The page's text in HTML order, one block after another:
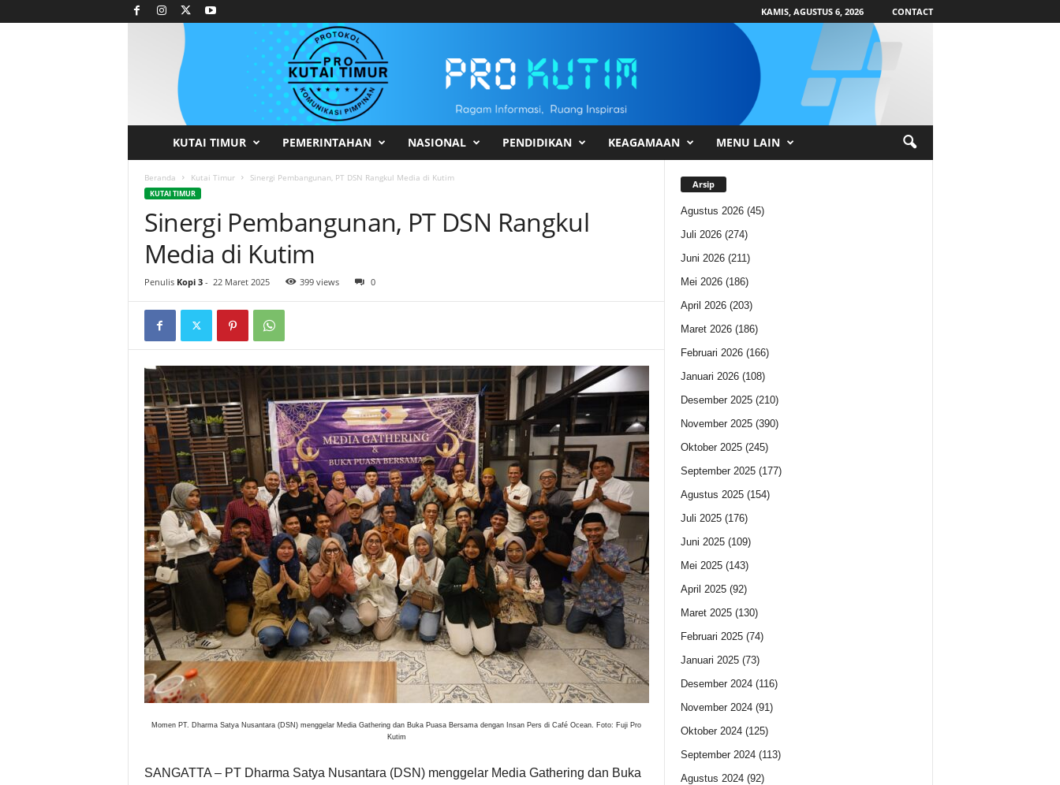
KAMIS, AGUSTUS 6, 2026 CONTACT
r
o
t
o
o
&
K
o
m
u
n
i
k
a
s
KUTAI TIMUR PEMERINTAHAN NASIONAL PENDIDIKAN KEAGAMAAN MENU LAIN
Beranda Kutai Timur Sinergi Pembangunan, PT DSN Rangkul Media di Kutim
KUTAI TIMUR
Sinergi Pembangunan, PT DSN Rangkul
Media di Kutim
Penulis Kopi 3- 22 Maret 2025 399 views 0
Momen PT. Dharma Satya Nusantara (DSN) menggelar Media Gathering dan Buka Puasa Bersama dengan Insan Pers di Café Ocean. Foto: Fuji Pro
Kutim
SANGATTA – PT Dharma Satya Nusantara (DSN) menggelar Media Gathering dan Buka
Arsip
Agustus 2026(45)
Juli 2026(274)
Juni 2026(211)
Mei 2026(186)
April 2026(203)
Maret 2026(186)
Februari 2026(166)
Januari 2026(108)
Desember 2025(210)
November 2025(390)
Oktober 2025(245)
September 2025(177)
Agustus 2025(154)
Juli 2025(176)
Juni 2025(109)
Mei 2025(143)
April 2025(92)
Maret 2025(130)
Februari 2025(74)
Januari 2025(73)
Desember 2024(116)
November 2024(91)
Oktober 2024(125)
September 2024(113)
Agustus 2024(92)